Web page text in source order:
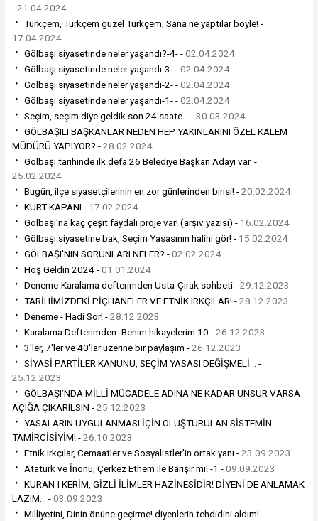
-21.04.2024
Türkçem, Türkçem güzel Türkçem, Sana ne yaptılar böyle! -
17.04.2024
Gölbaşı siyasetinde neler yaşandı?-4- -02.04.2024
Gölbaşı siyasetinde neler yaşandı-3- -02.04.2024
Gölbaşı siyasetinde neler yaşandı-2- -02.04.2024
Gölbaşı siyasetinde neler yaşandı-1- -02.04.2024
Seçim, seçim diye geldik son 24 saate… -30.03.2024
GÖLBAŞILI BAŞKANLAR NEDEN HEP YAKINLARINI ÖZEL KALEM
MÜDÜRÜ YAPIYOR? -28.02.2024
Gölbaşı tarihinde ilk defa 26 Belediye Başkan Adayı var. -
25.02.2024
Bugün, ilçe siyasetçilerinin en zor günlerinden birisi! -20.02.2024
KURT KAPANI - 17.02.2024
Gölbaşı'na kaç çeşit faydalı proje var! (arşiv yazısı) - 16.02.2024
Gölbaşı siyasetine bak, Seçim Yasasının halini gör! - 15.02.2024
GÖLBAŞI'NIN SORUNLARI NELER? -02.02.2024
Hoş Geldin 2024 -01.01.2024
Deneme-Karalama defterimden Usta-Çırak sohbeti -29.12.2023
TARİHİMİZDEKİ PİÇHANELER VE ETNİK IRKÇILAR! -28.12.2023
Deneme - Hadi Sor! -28.12.2023
Karalama Defterimden- Benim hikayelerim 10 -26.12.2023
3'ler, 7'ler ve 40'lar üzerine bir paylaşım -26.12.2023
SİYASİ PARTİLER KANUNU, SEÇİM YASASI DEĞİŞMELİ... -
25.12.2023
GÖLBAŞI’NDA MİLLİ MÜCADELE ADINA NE KADAR UNSUR VARSA
AÇIĞA ÇIKARILSIN -25.12.2023
YASALARIN UYGULANMASI İÇİN OLUŞTURULAN SİSTEMİN
TAMİRCİSİYİM! -26.10.2023
Etnik Irkçılar, Cemaatler ve Sosyalistler'in ortak yanı -23.09.2023
Atatürk ve İnönü, Çerkez Ethem ile Barışır mı! -1 -09.09.2023
KURAN-I KERİM, GİZLİ İLİMLER HAZİNESİDİR! DİYENİ DE ANLAMAK
LAZIM... -03.09.2023
Milliyetini, Dinin önüne geçirme! diyenlerin tehdidini aldım! -